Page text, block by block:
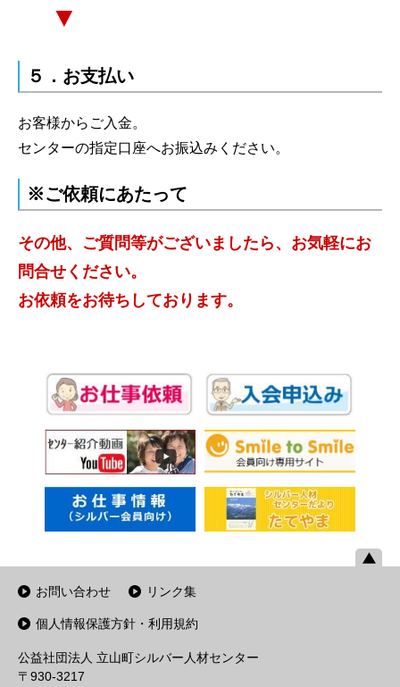
▼
５．お支払い
お客様からご入金。
センターの指定口座へお振込みください。
※ご依頼にあたって
その他、ご質問等がございましたら、お気軽にお
問合せください。
お依頼をお待ちしております。
お問い合わせ リンク集
個人情報保護方針・利用規約
公益社団法人 立山町シルバー人材センター
〒930-3217